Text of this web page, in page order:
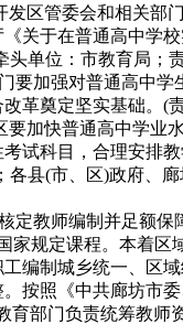
区管委会和相关
关于在普通高中
单位：市教育局；
要加强对普通高中
革奠定坚实基础。(
加快普通高中学
试科目，合理安
县(市、区)政府、
定教师编制并足额
规定课程。本着
编制城乡统一、区
按照《中共廊坊市
部门负责统筹教